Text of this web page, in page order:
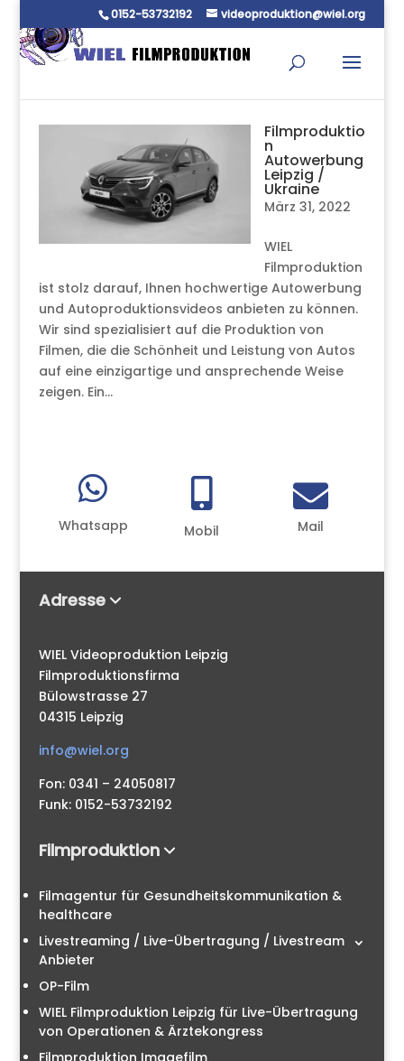
0152-53732192 videoproduktion@wiel.org
Filmproduktio
n
Autowerbung
Leipzig /
Ukraine
März 31, 2022
WIEL
Filmproduktion
ist stolz darauf, Ihnen hochwertige Autowerbung
und Autoproduktionsvideos anbieten zu können.
Wir sind spezialisiert auf die Produktion von
Filmen, die die Schönheit und Leistung von Autos
auf eine einzigartige und ansprechende Weise
zeigen. Ein...

Whatsapp

Mobil

Mail
Adresse
WIEL Videoproduktion Leipzig
Filmproduktionsfirma
Bülowstrasse 27
04315 Leipzig
info@wiel.org
Fon: 0341 – 24050817
Funk: 0152-53732192
Filmproduktion
Filmagentur für Gesundheitskommunikation &
healthcare
Livestreaming / Live-Übertragung / Livestream
Anbieter
OP-Film
WIEL Filmproduktion Leipzig für Live-Übertragung
von Operationen & Ärztekongress
Filmproduktion Imagefilm